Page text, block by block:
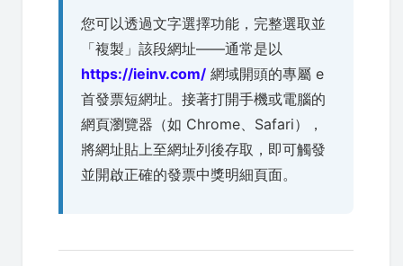
您可以透過文字選擇功能，完整選取並
「複製」該段網址——通常是以
https://ieinv.com/ 網域開頭的專屬 e
首發票短網址。接著打開手機或電腦的
網頁瀏覽器（如 Chrome、Safari），
將網址貼上至網址列後存取，即可觸發
並開啟正確的發票中獎明細頁面。